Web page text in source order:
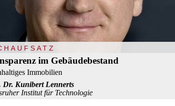
im Gebäudebestand
Immobilien
Dr. Kunibert Lennerts
Institut für Technologie